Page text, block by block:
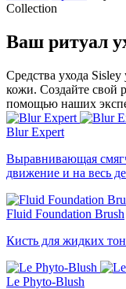
Collection
Ваш ритуал
Средства ухода
кожи. Создайте свой
помощью наших
Blur Expert
Выравнивающая
движение и на весь
Fluid Foundation Brush
Кисть для жидких
Le Phyto-Blush